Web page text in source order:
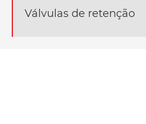
Válvulas de retenção